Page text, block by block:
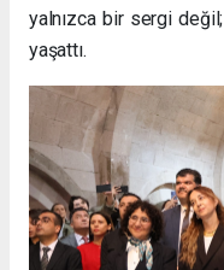
yalnızca bir sergi
yaşattı.